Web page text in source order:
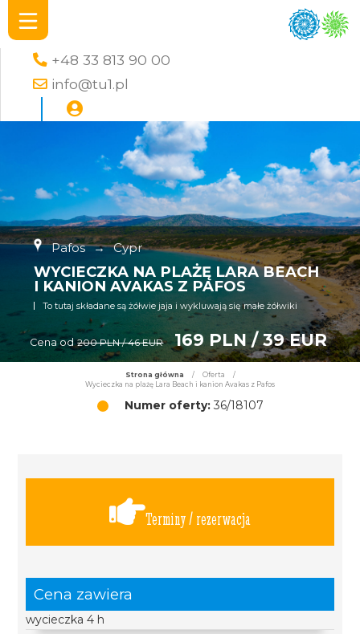
+48 33 813 90 00
info@tu1.pl
Pafos → Cypr
WYCIECZKA NA PLAŻĘ LARA BEACH
I KANION AVAKAS Z PAFOS
To tutaj składane są żółwie jaja i wykluwają się małe żółwiki
Cena od 200 PLN / 46 EUR 169 PLN / 39 EUR
Strona główna / Oferta
/
Wycieczka na plażę Lara Beach i kanion Avakas z Pafos
Numer oferty:36/18107
Terminy / rezerwacja
Cena zawiera
wycieczka 4 h